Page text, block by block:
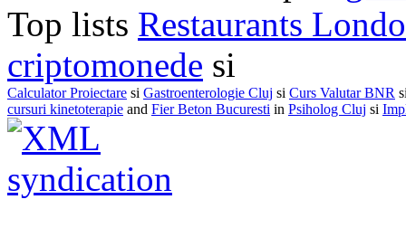
Top lists Restaurants
criptomonede si
Calculator Proiectare si Gastroenterologie Cluj si Curs Valutar BNR
cursuri kinetoterapie and Fier Beton Bucuresti in Psiholog Cluj si